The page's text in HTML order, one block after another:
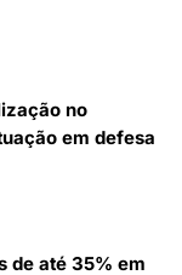
no
em defesa
de até 35% em